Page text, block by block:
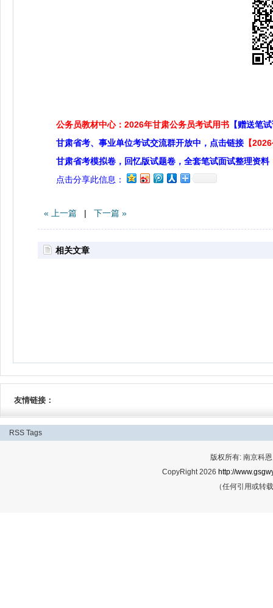
公务员教材中心：2026年甘肃公务员考试用书 【赠送笔
甘肃省考、事业单位考试交流群开放中，点击链接 【
甘肃省考模拟卷，回忆版试题卷，全套笔试面试整理资料
点击分享此信息：
« 上一篇 | 下一篇 »
相关文章
友情链接：
RSS Tags
版权所有: 南京科
CopyRight 2026 http://
（任何引用或转